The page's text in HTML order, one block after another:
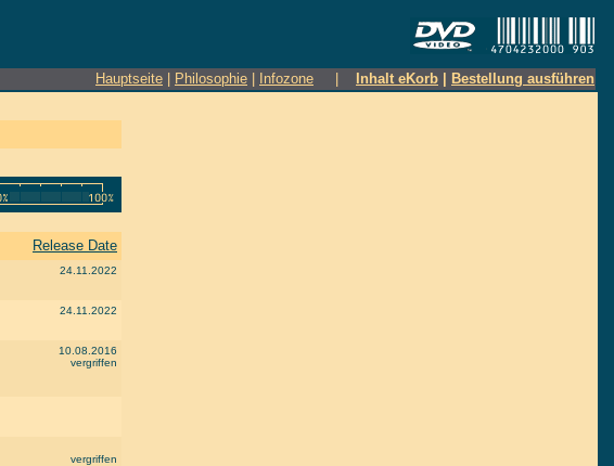
Hauptseite Philosophie Infozone Inhalt eKorb Bestellung ausführen
Release Date
24.11.2022
24.11.2022
10.08.2016
vergriffen
vergriffen